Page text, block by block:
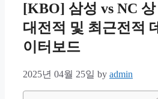
[KBO] 삼성 vs NC 상
대전적 및 최근전적 데
이터보드
2025년 04월 25일 by admin